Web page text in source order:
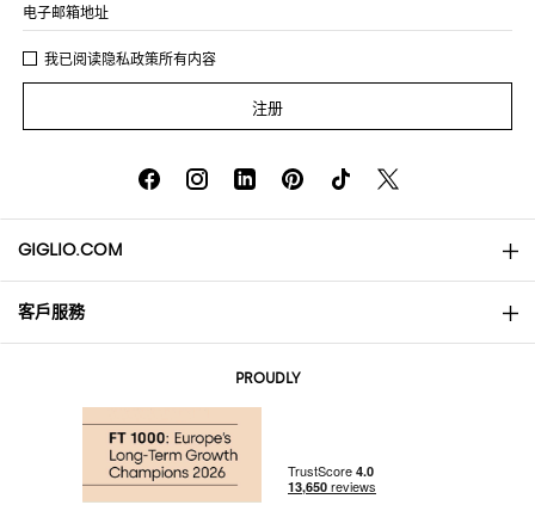
电子邮箱地址
我已阅读隐私政策所有内容
注册
GIGLIO.COM
About
Community Store
客戶服務
退货与退款
PROUDLY